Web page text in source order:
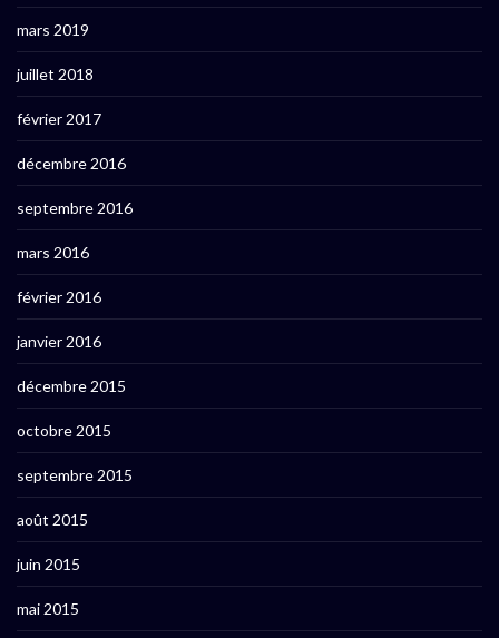
mars 2019
juillet 2018
février 2017
décembre 2016
septembre 2016
mars 2016
février 2016
janvier 2016
décembre 2015
octobre 2015
septembre 2015
août 2015
juin 2015
mai 2015